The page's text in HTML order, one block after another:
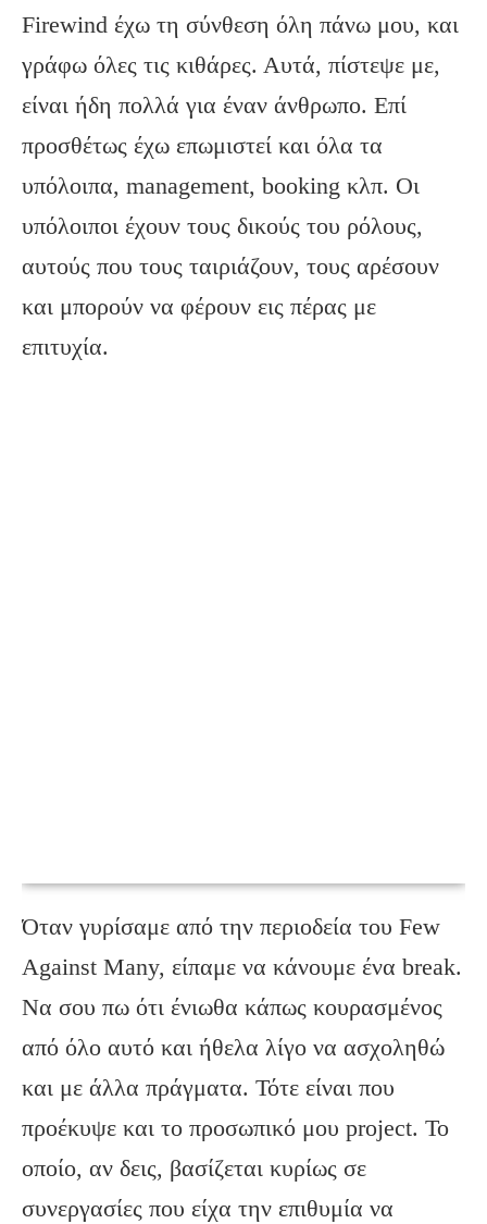
Firewind έχω τη σύνθεση όλη πάνω μου, και
γράφω όλες τις κιθάρες. Αυτά, πίστεψε με,
είναι ήδη πολλά για έναν άνθρωπο. Επί
προσθέτως έχω επωμιστεί και όλα τα
υπόλοιπα, management, booking κλπ. Οι
υπόλοιποι έχουν τους δικούς του ρόλους,
αυτούς που τους ταιριάζουν, τους αρέσουν
και μπορούν να φέρουν εις πέρας με
επιτυχία.
Όταν γυρίσαμε από την περιοδεία του Few
Against Many, είπαμε να κάνουμε ένα break.
Να σου πω ότι ένιωθα κάπως κουρασμένος
από όλο αυτό και ήθελα λίγο να ασχοληθώ
και με άλλα πράγματα. Τότε είναι που
προέκυψε και το προσωπικό μου project. Το
οποίο, αν δεις, βασίζεται κυρίως σε
συνεργασίες που είχα την επιθυμία να